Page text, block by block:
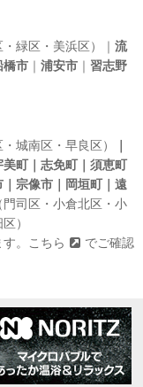
緑区・美浜区）｜ 流
橋市 ｜ 浦安市 ｜ 習志野
城南区・早良区）
町｜志免町｜須恵町
｜宗像市｜岡垣町｜遠
門司区・小倉北区・小
）
。
こちら
でご確認